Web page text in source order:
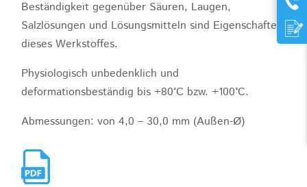
Beständigkeit gegenüber Säuren, Laugen,
Salzlösungen und Lösungsmitteln sind Eigenschaften
dieses Werkstoffes.
Physiologisch unbedenklich und
deformationsbeständig bis +80°C bzw. +100°C.
Abmessungen: von 4,0 – 30,0 mm (Außen-Ø)